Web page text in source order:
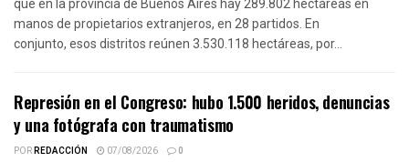
que en la provincia de Buenos Aires hay 289.802 hectáreas en
manos de propietarios extranjeros, en 28 partidos. En
conjunto, esos distritos reúnen 3.530.118 hectáreas, por...
Represión en el Congreso: hubo 1.500 heridos, denuncias
y una fotógrafa con traumatismo
PORREDACCIÓN 07/08/2026 0